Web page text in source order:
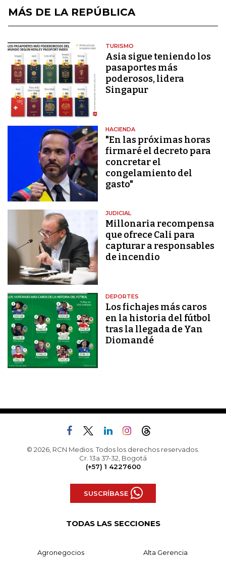
MÁS DE LA REPÚBLICA
TURISMO
Asia sigue teniendo los
pasaportes más
poderosos, lidera
Singapur
HACIENDA
"En las próximas horas
firmaré el decreto para
concretar el
congelamiento del
gasto"
JUDICIAL
Millonaria recompensa
que ofrece Cali para
capturar a responsables
de incendio
DEPORTES
Los fichajes más caros
en la historia del fútbol
tras la llegada de Yan
Diomandé
© 2026, RCN Medios. Todos los derechos reservados.
Cr. 13a 37-32, Bogotá
(+57) 1 4227600
SUSCRÍBASE
TODAS LAS SECCIONES
Agronegocios Alta Gerencia